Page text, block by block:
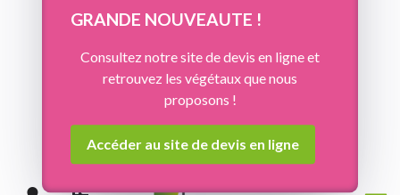
GRANDE NOUVEAUTE !
Consultez notre site de devis en ligne et
retrouvez les végétaux que nous
proposons !
Accéder au site de devis en ligne
Panneau de gestion des cookies